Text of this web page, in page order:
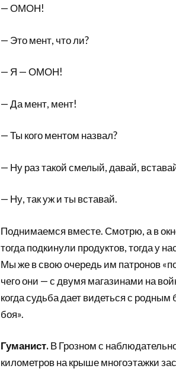
— ОМОН!
— Это мент, что ли?
— Я — ОМОН!
— Да мент, мент!
— Ты кого ментом назвал?
— Ну раз такой смелый, давай,
— Ну, так уж и ты вставай.
Поднимаемся вместе. Смотрю, а в
тогда подкинули продуктов, тогда у
Мы же в свою очередь им патронов
чего они — с двумя магазинами на
когда судьба дает видеться с
боя».
Гуманист.В Грозном с
километров на крыше многоэтажки